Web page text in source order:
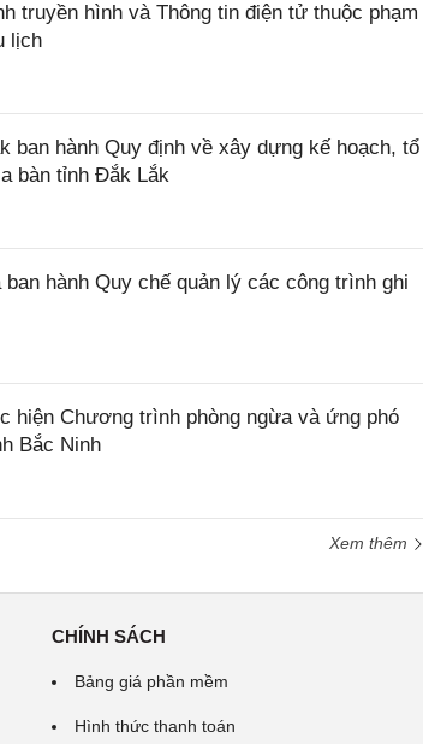
truyền hình và Thông tin điện tử thuộc phạm
lịch
ban hành Quy định về xây dựng kế hoạch, tổ
bàn tỉnh Đắk Lắk
hành Quy chế quản lý các công trình ghi
hiện Chương trình phòng ngừa và ứng phó
Bắc Ninh
Xem thêm
CHÍNH SÁCH
Bảng giá phần mềm
Hình thức thanh toán